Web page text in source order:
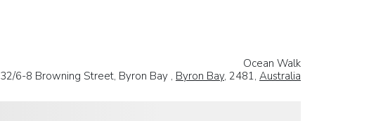
Ocean Walk
32/6-8 Browning Street, Byron Bay , Byron Bay, 2481, Australia